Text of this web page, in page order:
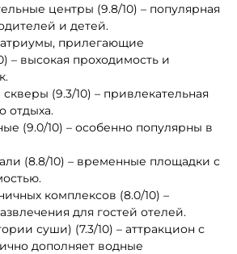
центры (9.8/10) – популярная
и детей.
прилегающие
– высокая проходимость и
(9.3/10) – привлекательная
отдыха.
(9.0/10) – особенно популярны в
(8.8/10) – временные площадки с
комплексов (8.0/10) –
для гостей отелей.
суши) (7.3/10) – аттракцион с
дополняет водные